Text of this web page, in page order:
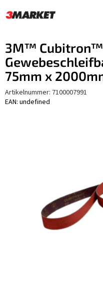
Inhalt
3M™
75mm x
Artikelnummer: 7100007991
EAN: undefined